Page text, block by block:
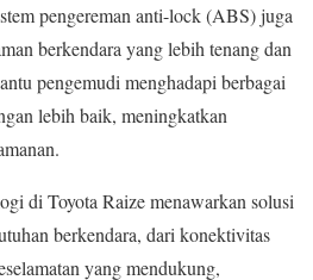
pengereman anti-lock (ABS) juga
berkendara yang lebih tenang dan
pengemudi menghadapi berbagai
lebih baik, meningkatkan
di Toyota Raize menawarkan solusi
berkendara, dari konektivitas
yang mendukung,